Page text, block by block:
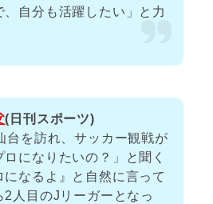
自分も活躍したい」と力
(日刊スポーツ)
台を訪れ、サッカー観戦が
になりたいの？」と聞く
なるよ』と自然に言って
人目のJリーガーとなっ